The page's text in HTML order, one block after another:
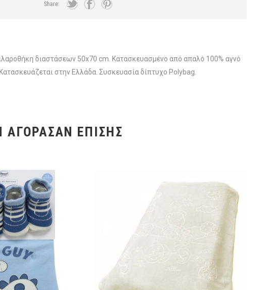
Share:
διαστάσεων 50x70 cm. Κατασκευασμένο από απαλό 100% αγνό
στην Ελλάδα. Συσκευασία δίπτυχο Polybag.
ΕΠΊΣΗΣ